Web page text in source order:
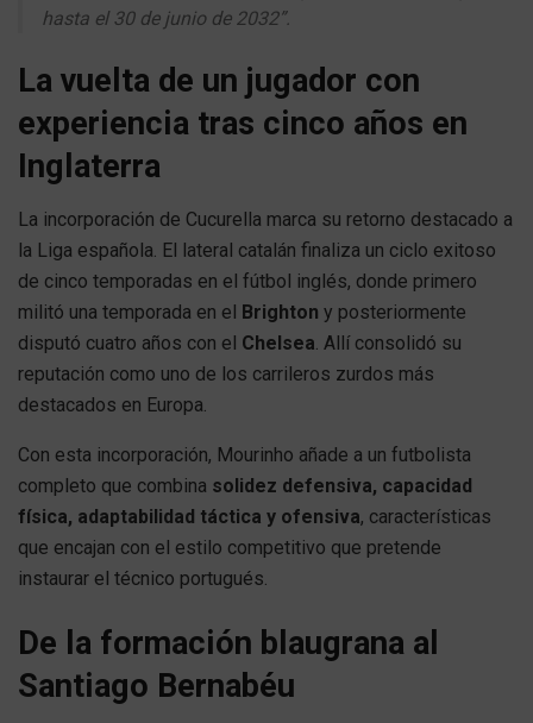
hasta el 30 de junio de 2032”.
La vuelta de un jugador con
experiencia tras cinco años en
Inglaterra
La incorporación de Cucurella marca su retorno destacado a
la Liga española. El lateral catalán finaliza un ciclo exitoso
de cinco temporadas en el fútbol inglés, donde primero
militó una temporada en el Brighton y posteriormente
disputó cuatro años con el Chelsea. Allí consolidó su
reputación como uno de los carrileros zurdos más
destacados en Europa.
Con esta incorporación, Mourinho añade a un futbolista
completo que combina solidez defensiva, capacidad
física, adaptabilidad táctica y ofensiva, características
que encajan con el estilo competitivo que pretende
instaurar el técnico portugués.
De la formación blaugrana al
Santiago Bernabéu